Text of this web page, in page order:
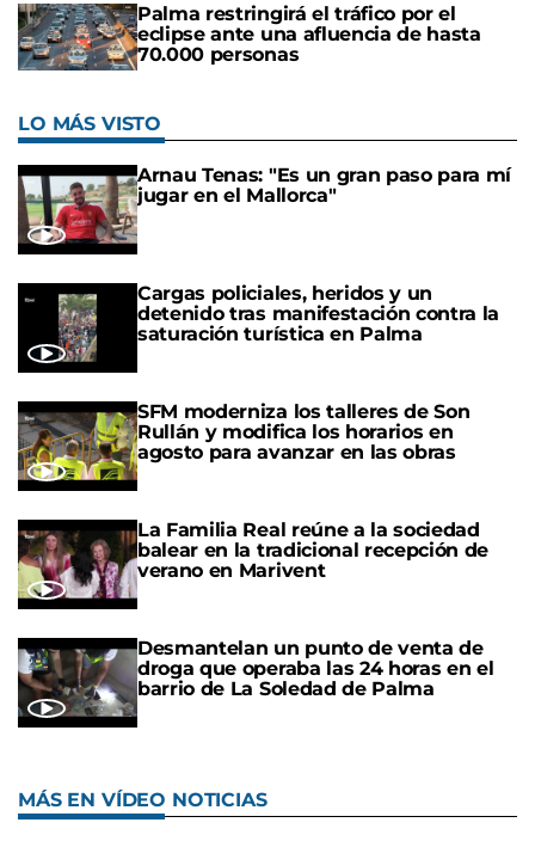
Palma restringirá el tráfico por el
eclipse ante una afluencia de hasta
70.000 personas
LO MÁS VISTO
Arnau Tenas: "Es un gran paso para mí
jugar en el Mallorca"
Cargas policiales, heridos y un
detenido tras manifestación contra la
saturación turística en Palma
SFM moderniza los talleres de Son
Rullán y modifica los horarios en
agosto para avanzar en las obras
La Familia Real reúne a la sociedad
balear en la tradicional recepción de
verano en Marivent
Desmantelan un punto de venta de
droga que operaba las 24 horas en el
barrio de La Soledad de Palma
MÁS EN VÍDEO NOTICIAS